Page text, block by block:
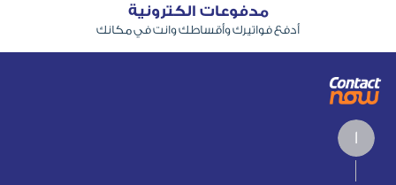
مدفوعات الكترونية
أدفع فواتيرك وأقساطك وانت في مكانك
1